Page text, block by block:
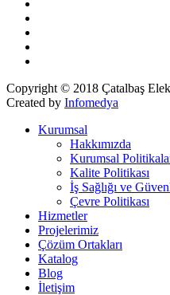
Copyright © 2018 Çatalbaş
Created by Infomedya
Kurumsal
Hakkımızda
Kurumsal
Kalite Politikası
İş Sağlığı ve
Çevre Politikası
Hizmetler
Projelerimiz
Çözüm Ortakları
Katalog
Blog
İletişim